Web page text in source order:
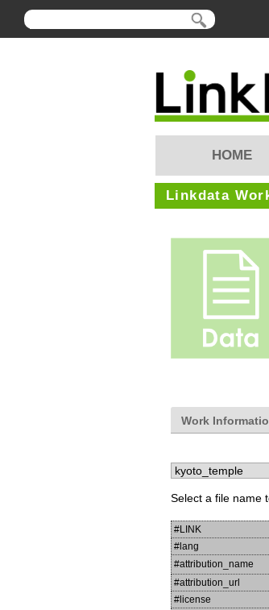
HOME
Linkdata
Work
Select a file name
#LINK
#lang
#attribution_name
#attribution_url
#license